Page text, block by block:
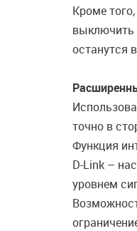
Кроме
выключить
останутся
точно в
Функция
D-Link –
уровнем